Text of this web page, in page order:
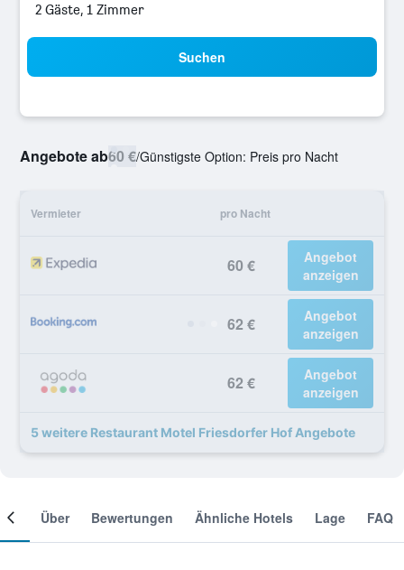
2 Gäste, 1 Zimmer
Suchen
Angebote ab60 €/Günstigste Option: Preis pro Nacht
Vermieter pro Nacht
60 €
Angebot
anzeigen
62 €
Angebot
anzeigen
62 €
Angebot
anzeigen
5 weitere Restaurant Motel Friesdorfer Hof Angebote
Über Bewertungen Ähnliche Hotels Lage FAQ